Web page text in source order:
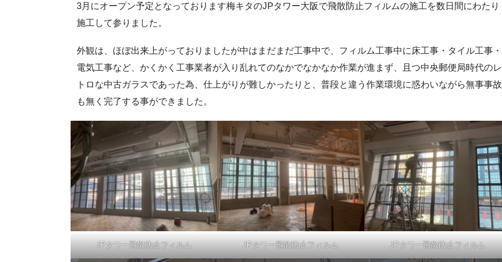
3月にオープン予定となっております梅キタのJPタワー大阪で飛散防止フィルムの施工を数日間にわたり
施工して参りました。
外観は、ほぼ出来上がっておりましたが中はまだまだ工事中で、フィルム工事中に床工事・タイル工事・
電気工事など、かくかく工事業者が入り乱れてのなかでなかなか作業が進まず、且つ中央郵便局時代のレ
トロな中古ガラスであった為、仕上がりが難しかったりと、普段と違う作業環境に惑わいながら無事事故
も無く完了する事ができました。
JPタワー飛散防止フィルム JPタワー飛散防止フィルム JPタワー飛散防止フィルム